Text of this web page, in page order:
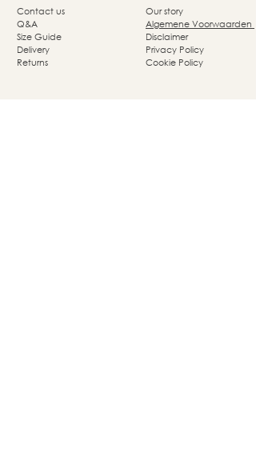
Our story
Algemene Voorwaarden
Disclaimer
Privacy Policy
Cookie Policy
Contact us
Q&A
Size Guide
Delivery
Returns